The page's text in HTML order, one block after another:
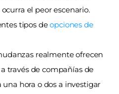
el peor escenario.
tipos de opciones de
realmente ofrecen
través de compañías de
hora o dos a investigar